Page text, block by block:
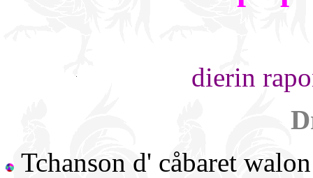
dierin
Tchanson d' cåbaret